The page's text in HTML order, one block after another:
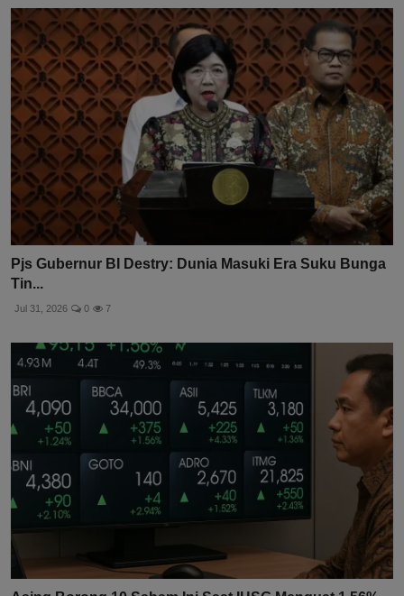
Pjs Gubernur BI Destry: Dunia Masuki Era Suku Bunga
Tin...
Jul 31, 2026 0 7